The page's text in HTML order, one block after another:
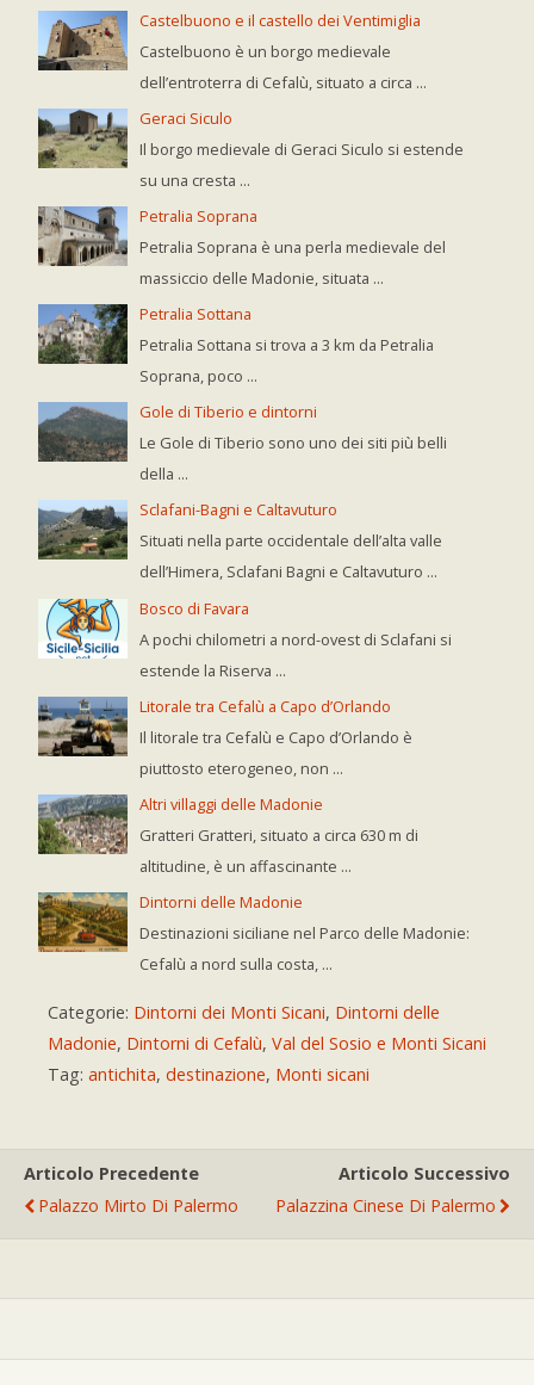
Castelbuono e il castello dei Ventimiglia
Castelbuono è un borgo medievale
dell’entroterra di Cefalù, situato a circa ...
Geraci Siculo
Il borgo medievale di Geraci Siculo si estende
su una cresta ...
Petralia Soprana
Petralia Soprana è una perla medievale del
massiccio delle Madonie, situata ...
Petralia Sottana
Petralia Sottana si trova a 3 km da Petralia
Soprana, poco ...
Gole di Tiberio e dintorni
Le Gole di Tiberio sono uno dei siti più belli
della ...
Sclafani-Bagni e Caltavuturo
Situati nella parte occidentale dell’alta valle
dell’Himera, Sclafani Bagni e Caltavuturo ...
Bosco di Favara
A pochi chilometri a nord-ovest di Sclafani si
estende la Riserva ...
Litorale tra Cefalù a Capo d’Orlando
Il litorale tra Cefalù e Capo d’Orlando è
piuttosto eterogeneo, non ...
Altri villaggi delle Madonie
Gratteri Gratteri, situato a circa 630 m di
altitudine, è un affascinante ...
Dintorni delle Madonie
Destinazioni siciliane nel Parco delle Madonie:
Cefalù a nord sulla costa, ...
Categorie: Dintorni dei Monti Sicani, Dintorni delle
Madonie, Dintorni di Cefalù, Val del Sosio e Monti Sicani
Tag: antichita, destinazione, Monti sicani
Articolo Precedente
Palazzo Mirto Di Palermo
Articolo Successivo
Palazzina Cinese Di Palermo